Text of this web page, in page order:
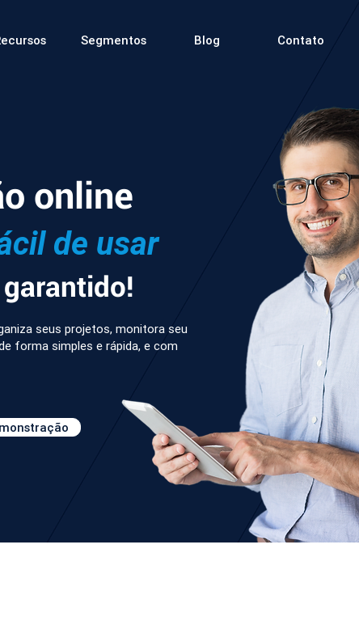
Segmentos Blog Contato
seus projetos, monitora seu
forma simples e rápida, e com
online
de usar
garantido!